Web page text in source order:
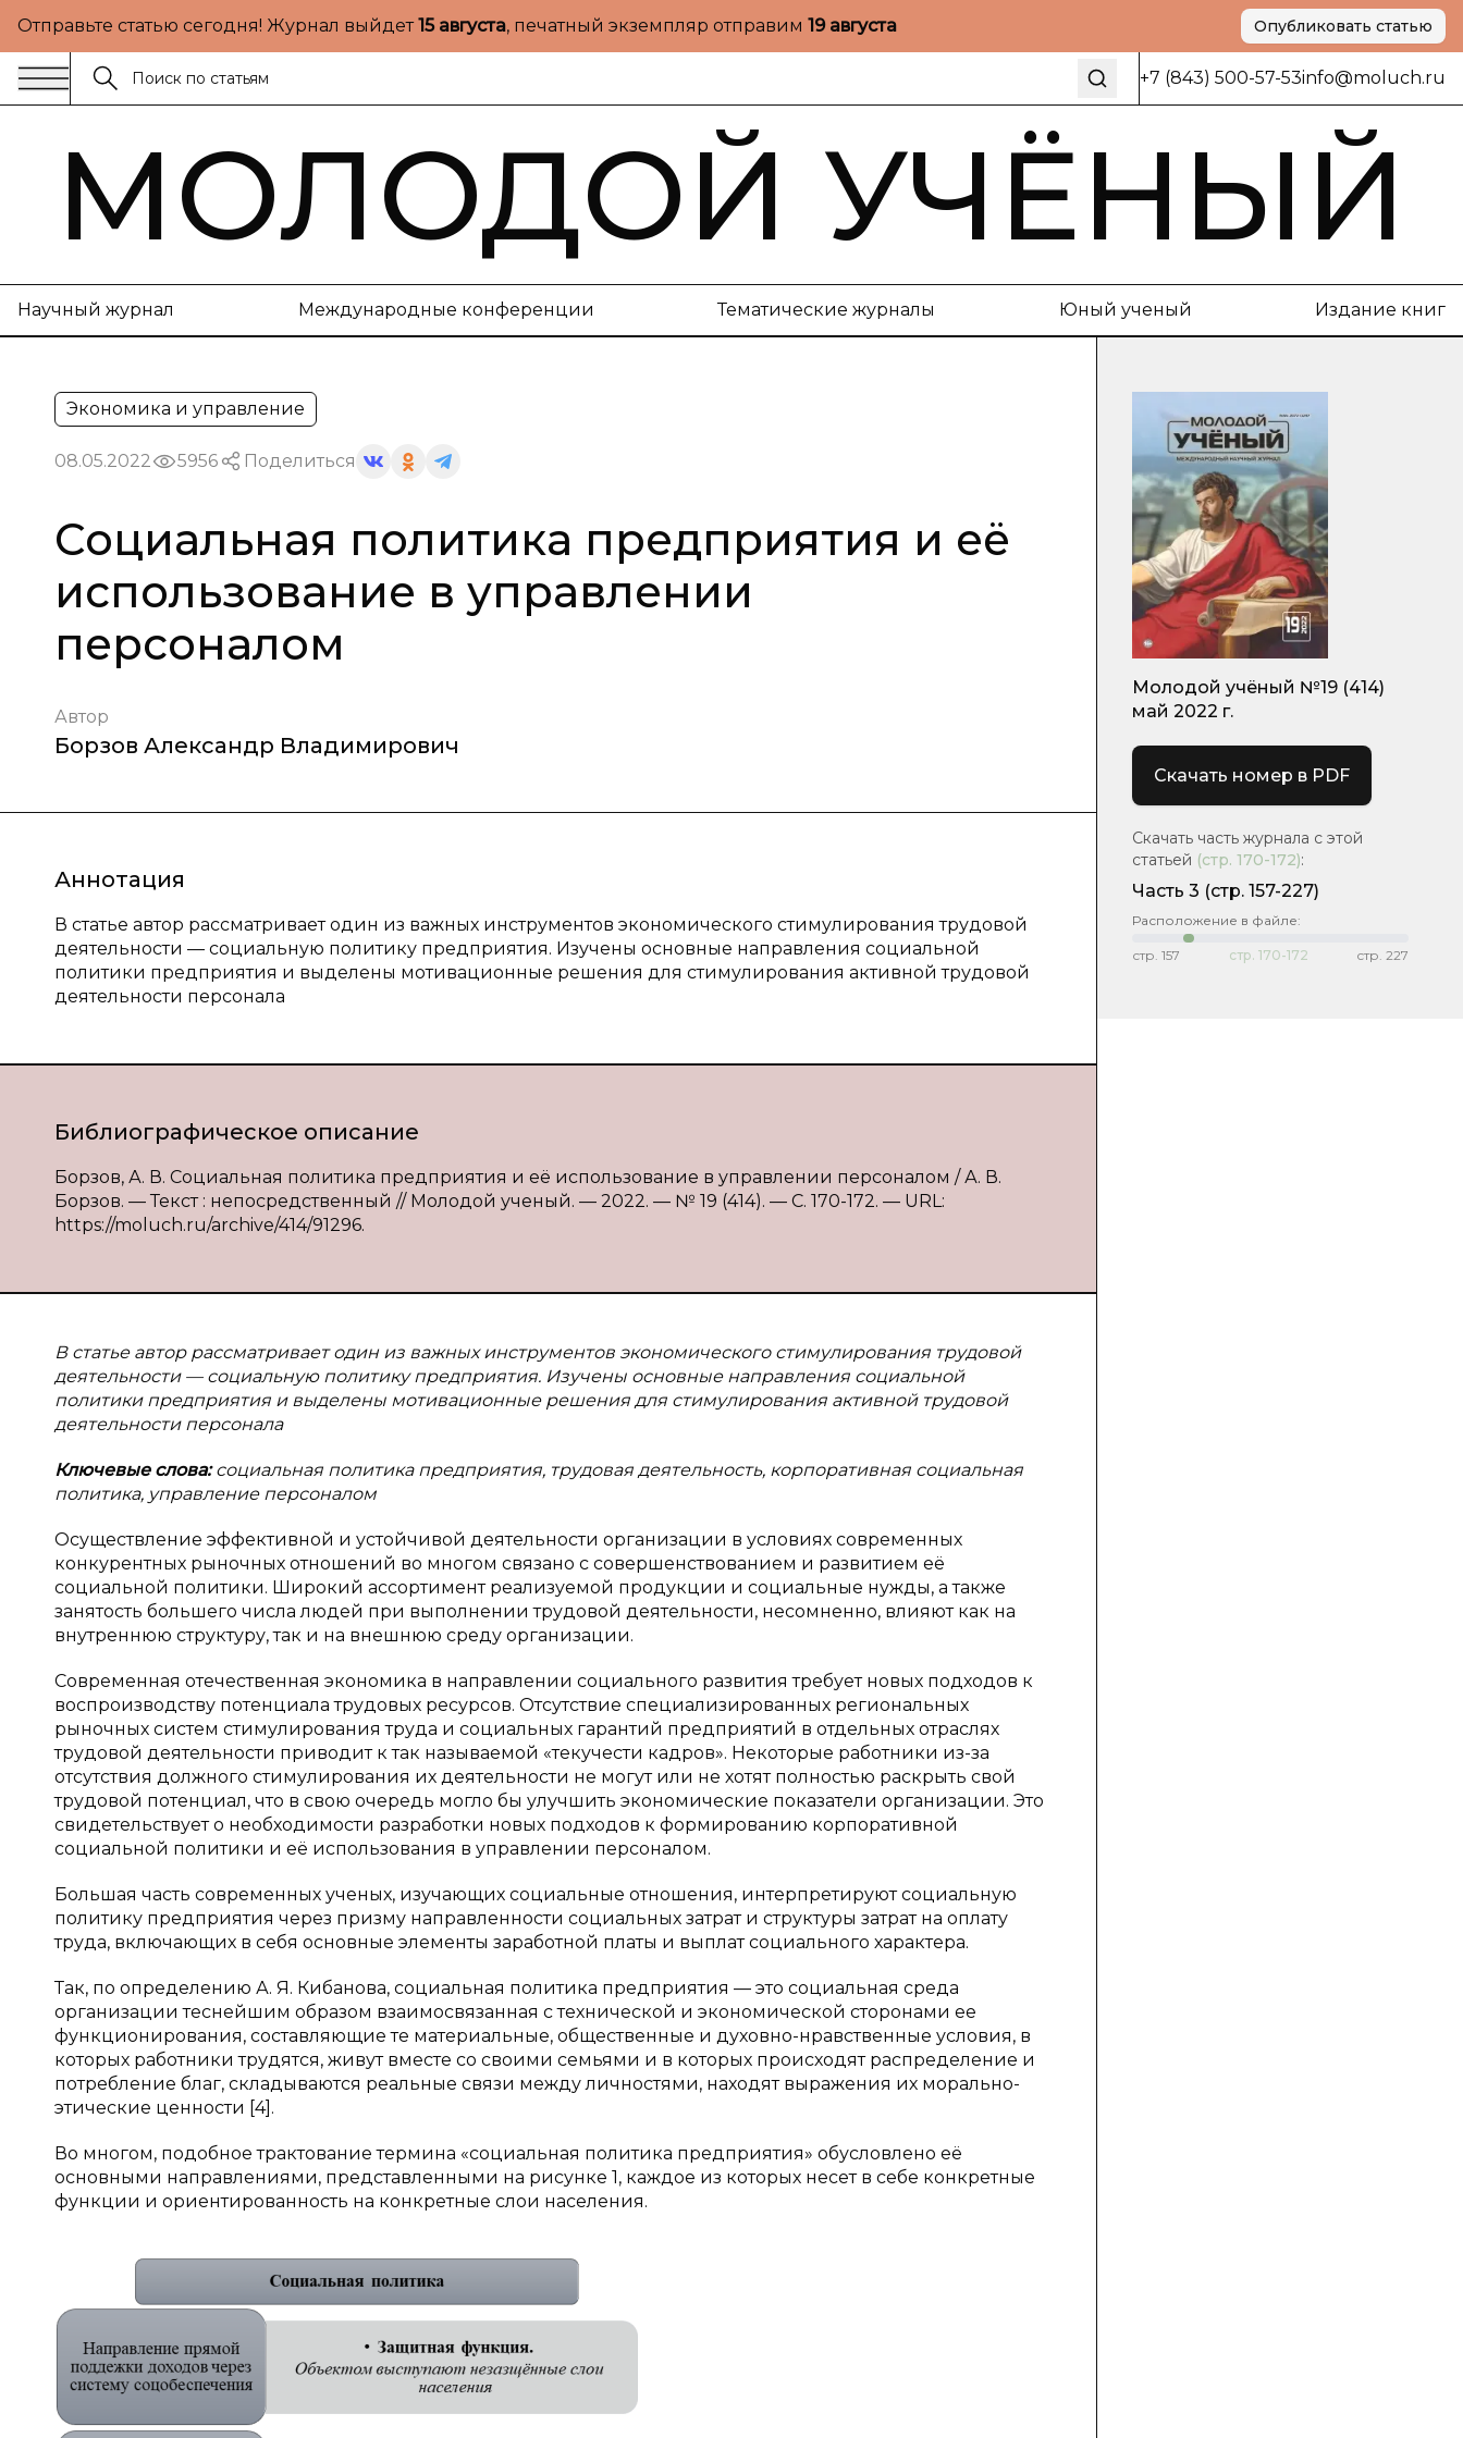
Отправьте статью сегодня! Журнал выйдет15 августа, печатный экземпляр отправим 19 августа Опубликовать статью
+7 (843) 500-57-53info@moluch.ru
МОЛОДОЙ УЧЁНЫЙ
Научный журнал Международные конференции Тематические журналы Юный ученый Издание книг
Экономика и управление
08.05.2022 5956 Поделиться
Социальная политика предприятия и её
использование в управлении
персоналом
Автор
Борзов Александр Владимирович
Аннотация
В статье автор рассматривает один из важных инструментов экономического стимулирования трудовой
деятельности — социальную политику предприятия. Изучены основные направления социальной
политики предприятия и выделены мотивационные решения для стимулирования активной трудовой
деятельности персонала
Библиографическое описание
Борзов, А. В. Социальная политика предприятия и её использование в управлении персоналом / А. В.
Борзов. — Текст : непосредственный // Молодой ученый. — 2022. — № 19 (414). — С. 170-172. — URL:
https://moluch.ru/archive/414/91296.
В статье автор рассматривает один из важных инструментов экономического стимулирования трудовой
деятельности — социальную политику предприятия. Изучены основные направления социальной
политики предприятия и выделены мотивационные решения для стимулирования активной трудовой
деятельности персонала
Ключевые слова:социальная политика предприятия, трудовая деятельность, корпоративная социальная
политика, управление персоналом
Осуществление эффективной и устойчивой деятельности организации в условиях современных
конкурентных рыночных отношений во многом связано с совершенствованием и развитием её
социальной политики. Широкий ассортимент реализуемой продукции и социальные нужды, а также
занятость большего числа людей при выполнении трудовой деятельности, несомненно, влияют как на
внутреннюю структуру, так и на внешнюю среду организации.
Современная отечественная экономика в направлении социального развития требует новых подходов к
воспроизводству потенциала трудовых ресурсов. Отсутствие специализированных региональных
рыночных систем стимулирования труда и социальных гарантий предприятий в отдельных отраслях
трудовой деятельности приводит к так называемой «текучести кадров». Некоторые работники из-за
отсутствия должного стимулирования их деятельности не могут или не хотят полностью раскрыть свой
трудовой потенциал, что в свою очередь могло бы улучшить экономические показатели организации. Это
свидетельствует о необходимости разработки новых подходов к формированию корпоративной
социальной политики и её использования в управлении персоналом.
Большая часть современных ученых, изучающих социальные отношения, интерпретируют социальную
политику предприятия через призму направленности социальных затрат и структуры затрат на оплату
труда, включающих в себя основные элементы заработной платы и выплат социального характера.
Так, по определению А. Я. Кибанова, социальная политика предприятия — это социальная среда
организации теснейшим образом взаимосвязанная с технической и экономической сторонами ее
функционирования, составляющие те материальные, общественные и духовно-нравственные условия, в
которых работники трудятся, живут вместе со своими семьями и в которых происходят распределение и
потребление благ, складываются реальные связи между личностями, находят выражения их морально-
этические ценности [4].
Во многом, подобное трактование термина «социальная политика предприятия» обусловлено её
основными направлениями, представленными на рисунке 1, каждое из которых несет в себе конкретные
функции и ориентированность на конкретные слои населения.
Молодой учёный №19 (414)
май 2022 г.
Скачать номер в PDF
Скачать часть журнала с этой
статьей (стр. 170-172):
Часть 3 (стр. 157-227)
Расположение в файле:
стр. 157 стр. 170-172 стр. 227